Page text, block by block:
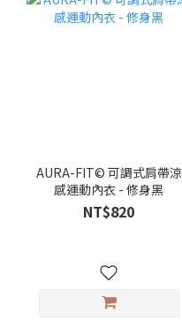
AURA-FIT© 可調式肩帶涼
感運動內衣 - 修身黑
NT$820